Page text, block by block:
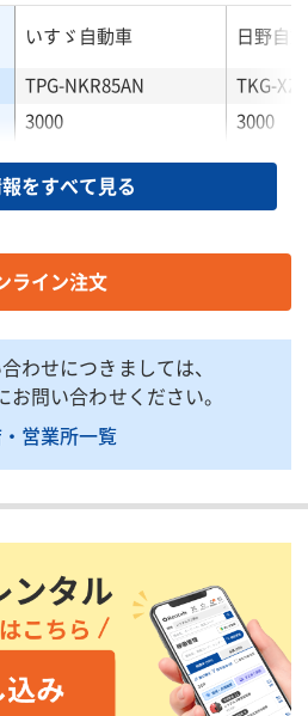
いすゞ自動車 日野自
TPG-NKR85AN
TKG-
3000
3000
4690
1600
1600
370
960
2490
2525
1395/1240
1400/
軽油/75
6485
です。実際に納品されるものとは異なる場合
ては、最寄の営業所までお問い合わせ下さ
をすべて見る
ライン注文
わせにつきましては、
お問い合わせください。
営業所一覧